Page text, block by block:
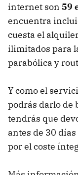
internet son 59
encuentra
cuesta el
ilimitados para
parabólica y
Y como el
podrás darlo de
tendrás que
antes de 30
por el coste